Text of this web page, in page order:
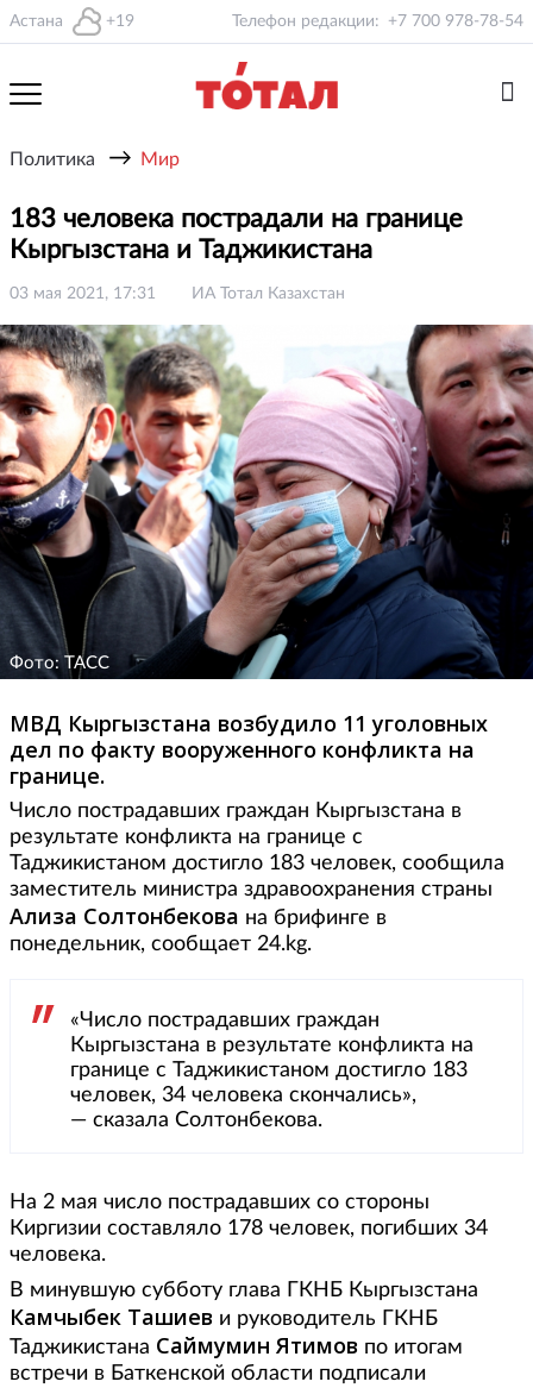
Астана +19 Телефон редакции: +7 700 978-78-54
Политика → Мир
183 человека пострадали на границе
Кыргызстана и Таджикистана
03 мая 2021, 17:31 ИА Тотал Казахстан
Фото: ТАСС
МВД Кыргызстана возбудило 11 уголовных
дел по факту вооруженного конфликта на
границе.
Число пострадавших граждан Кыргызстана в
результате конфликта на границе с
Таджикистаном достигло 183 человек, сообщила
заместитель министра здравоохранения страны
Ализа Солтонбекова на брифинге в
понедельник, сообщает 24.kg.
«Число пострадавших граждан
Кыргызстана в результате конфликта на
границе с Таджикистаном достигло 183
человек, 34 человека скончались»,
— сказала Солтонбекова.
На 2 мая число пострадавших со стороны
Киргизии составляло 178 человек, погибших 34
человека.
В минувшую субботу глава ГКНБ Кыргызстана
Камчыбек Ташиев и руководитель ГКНБ
Таджикистана Саймумин Ятимов по итогам
встречи в Баткенской области подписали